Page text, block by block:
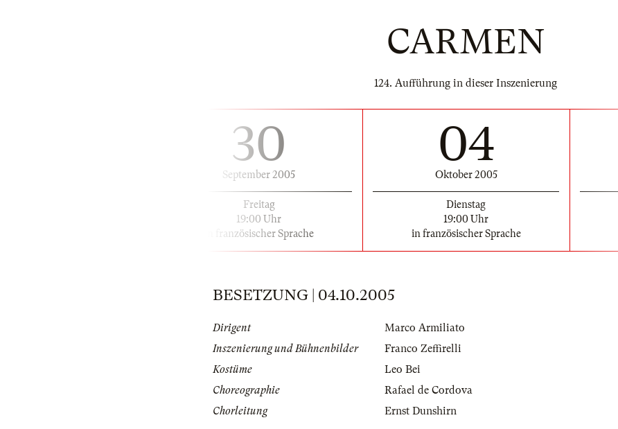
CARMEN
124. Aufführung in dieser Inszenierung
30
September 2005
Freitag
19:00 Uhr
in französischer Sprache
04
Oktober 2005
Dienstag
19:00 Uhr
in französischer Sprache
BESETZUNG | 04.10.2005
Dirigent
Marco Armiliato
Inszenierung und Bühnenbilder
Franco Zeffirelli
Kostüme
Leo Bei
Choreographie
Rafael de Cordova
Chorleitung
Ernst Dunshirn